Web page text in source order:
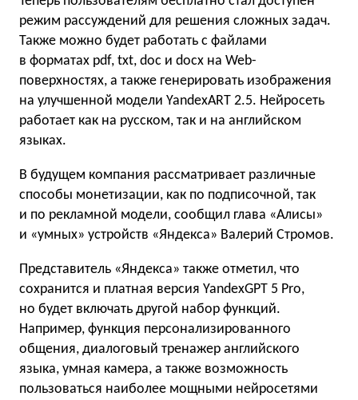
режим рассуждений для решения сложных задач.
Также можно будет работать с файлами
в форматах pdf, txt, doc и docх на Web-
поверхностях, а также генерировать изображения
на улучшенной модели YandexART 2.5. Нейросеть
работает как на русском, так и на английском
языках.
В будущем компания рассматривает различные
способы монетизации, как по подписочной, так
и по рекламной модели, сообщил глава «Алисы»
и «умных» устройств «Яндекса» Валерий Стромов.
Представитель «Яндекса» также отметил, что
сохранится и платная версия YandexGPT 5 Pro,
но будет включать другой набор функций.
Например, функция персонализированного
общения, диалоговый тренажер английского
языка, умная камера, а также возможность
пользоваться наиболее мощными нейросетями